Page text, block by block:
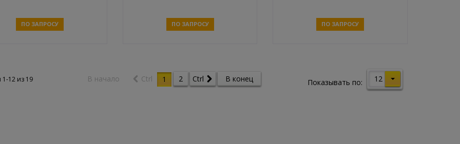
ПО ЗАПРОСУ ПО ЗАПРОСУ ПО ЗАПРОСУ
Показывать по: 12
12 из 19 В начало Ctrl 1 2 Ctrl В конец